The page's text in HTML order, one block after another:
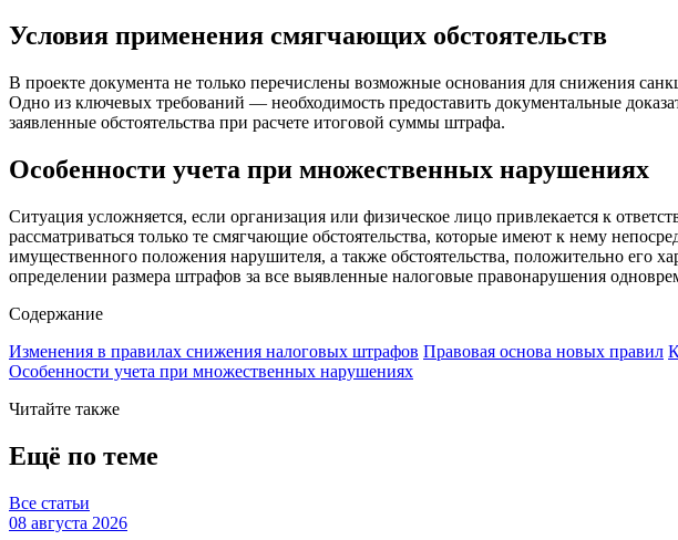
Условия применения смягчающих обстоятельств
В проекте документа не только перечислены возможные основания для снижения
Одно из ключевых требований — необходимость предоставить документальные
заявленные обстоятельства при расчете итоговой суммы штрафа.
Особенности учета при множественных нарушениях
Ситуация усложняется, если организация или физическое лицо привлекается к
рассматриваться только те смягчающие обстоятельства, которые имеют к нему
имущественного положения нарушителя, а также обстоятельства, положительно
определении размера штрафов за все выявленные налоговые правонарушения
Содержание
Изменения в правилах снижения налоговых штрафов Правовая основа новых правил
Особенности учета при множественных нарушениях
Читайте также
Ещё по теме
Все статьи
08 августа 2026